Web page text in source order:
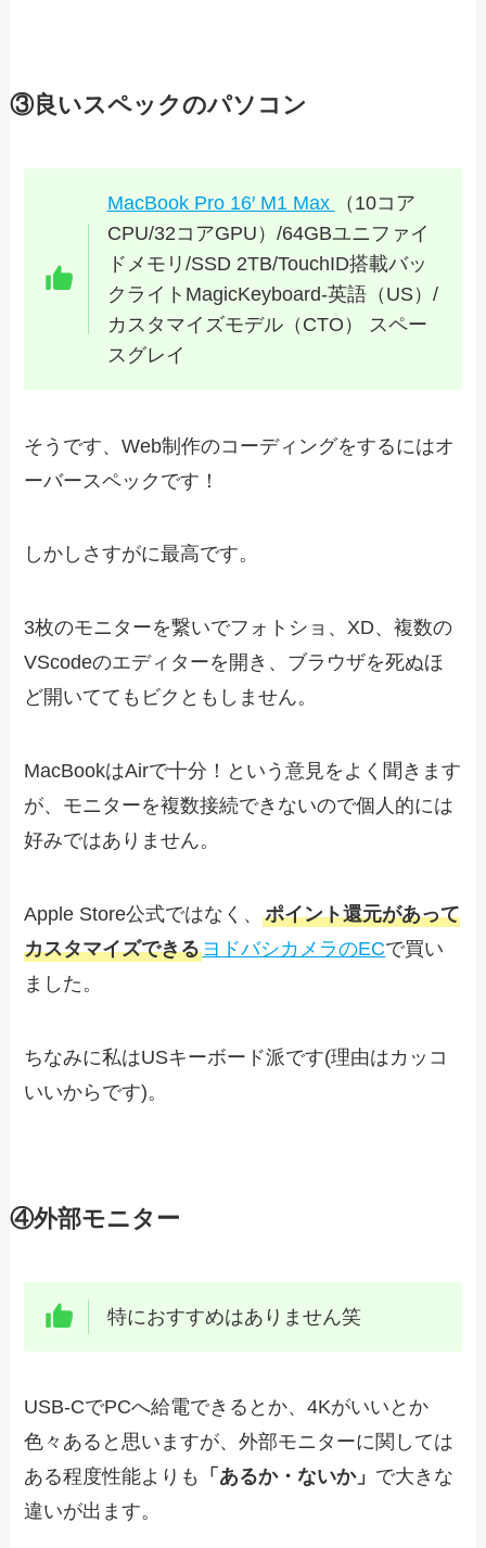
③良いスペックのパソコン
MacBook Pro 16′ M1 Max
（10コア
CPU/32コアGPU）/64GBユニファイ
ドメモリ/SSD 2TB/TouchID搭載バッ
クライトMagicKeyboard-英語（US）/
カスタマイズモデル（CTO） スペー
スグレイ
そうです、Web制作のコーディングをするにはオ
ーバースペックです！
しかしさすがに最高です。
3枚のモニターを繋いでフォトショ、XD、複数の
VScodeのエディターを開き、ブラウザを死ぬほ
ど開いててもビクともしません。
MacBookはAirで十分！という意見をよく聞きます
が、モニターを複数接続できないので個人的には
好みではありません。
Apple Store公式ではなく、ポイント還元があって
カスタマイズできるヨドバシカメラのECで買い
ました。
ちなみに私はUSキーボード派です(理由はカッコ
いいからです)。
④外部モニター
特におすすめはありません笑
USB-CでPCへ給電できるとか、4Kがいいとか
色々あると思いますが、外部モニターに関しては
ある程度性能よりも
「あるか・ないか」 で大きな
違いが出ます。